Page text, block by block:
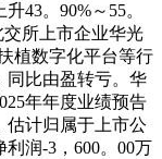
43。90%～55。
交所上市企业华光
植数字化平台等行
同比由盈转亏。华
年年度业绩预告
估计归属于上市公
润-3，600。00万